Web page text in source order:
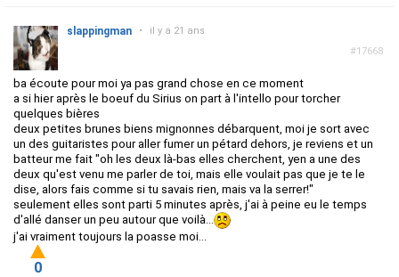
#17668
slappingman • il y a 21 ans
ba écoute pour moi ya pas grand chose en ce moment
a si hier après le boeuf du Sirius on part à l'intello pour torcher
quelques bières
deux petites brunes biens mignonnes débarquent, moi je sort avec
un des guitaristes pour aller fumer un pétard dehors, je reviens et un
batteur me fait "oh les deux là-bas elles cherchent, yen a une des
deux qu'est venu me parler de toi, mais elle voulait pas que je te le
dise, alors fais comme si tu savais rien, mais va la serrer!"
seulement elles sont parti 5 minutes après, j'ai à peine eu le temps
d'allé danser un peu autour que voilà...
j'ai vraiment toujours la poasse moi...
0